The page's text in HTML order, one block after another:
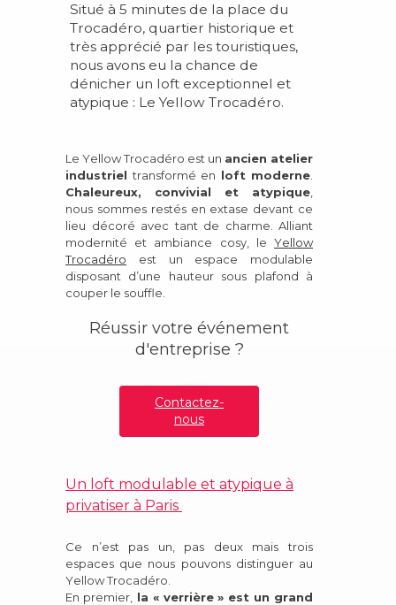
Situé à 5 minutes de la place du
Trocadéro, quartier historique et
très apprécié par les touristiques,
nous avons eu la chance de
dénicher un loft exceptionnel et
atypique : Le Yellow Trocadéro.
Le Yellow Trocadéro est un ancien atelier
industriel transformé en loft moderne.
Chaleureux, convivial et atypique,
nous sommes restés en extase devant ce
lieu décoré avectantde charme. Alliant
modernité et ambiance cosy, le Yellow
Trocadéro est un espace modulable
disposant d’une hauteur sous plafond à
couper le souffle.
Réussir votre événement
d'entreprise ?
Contactez-
nous
Un loft modulable et atypique à
privatiser à Paris
Ce n’est pas un, pas deux mais trois
espaces que nous pouvons distinguer au
Yellow Trocadéro.
En premier, la « verrière » est un grand